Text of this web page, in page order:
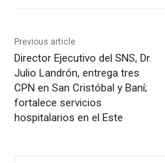
Previous article
Director Ejecutivo del SNS, Dr.
Julio Landrón, entrega tres
CPN en San Cristóbal y Baní;
fortalece servicios
hospitalarios en el Este